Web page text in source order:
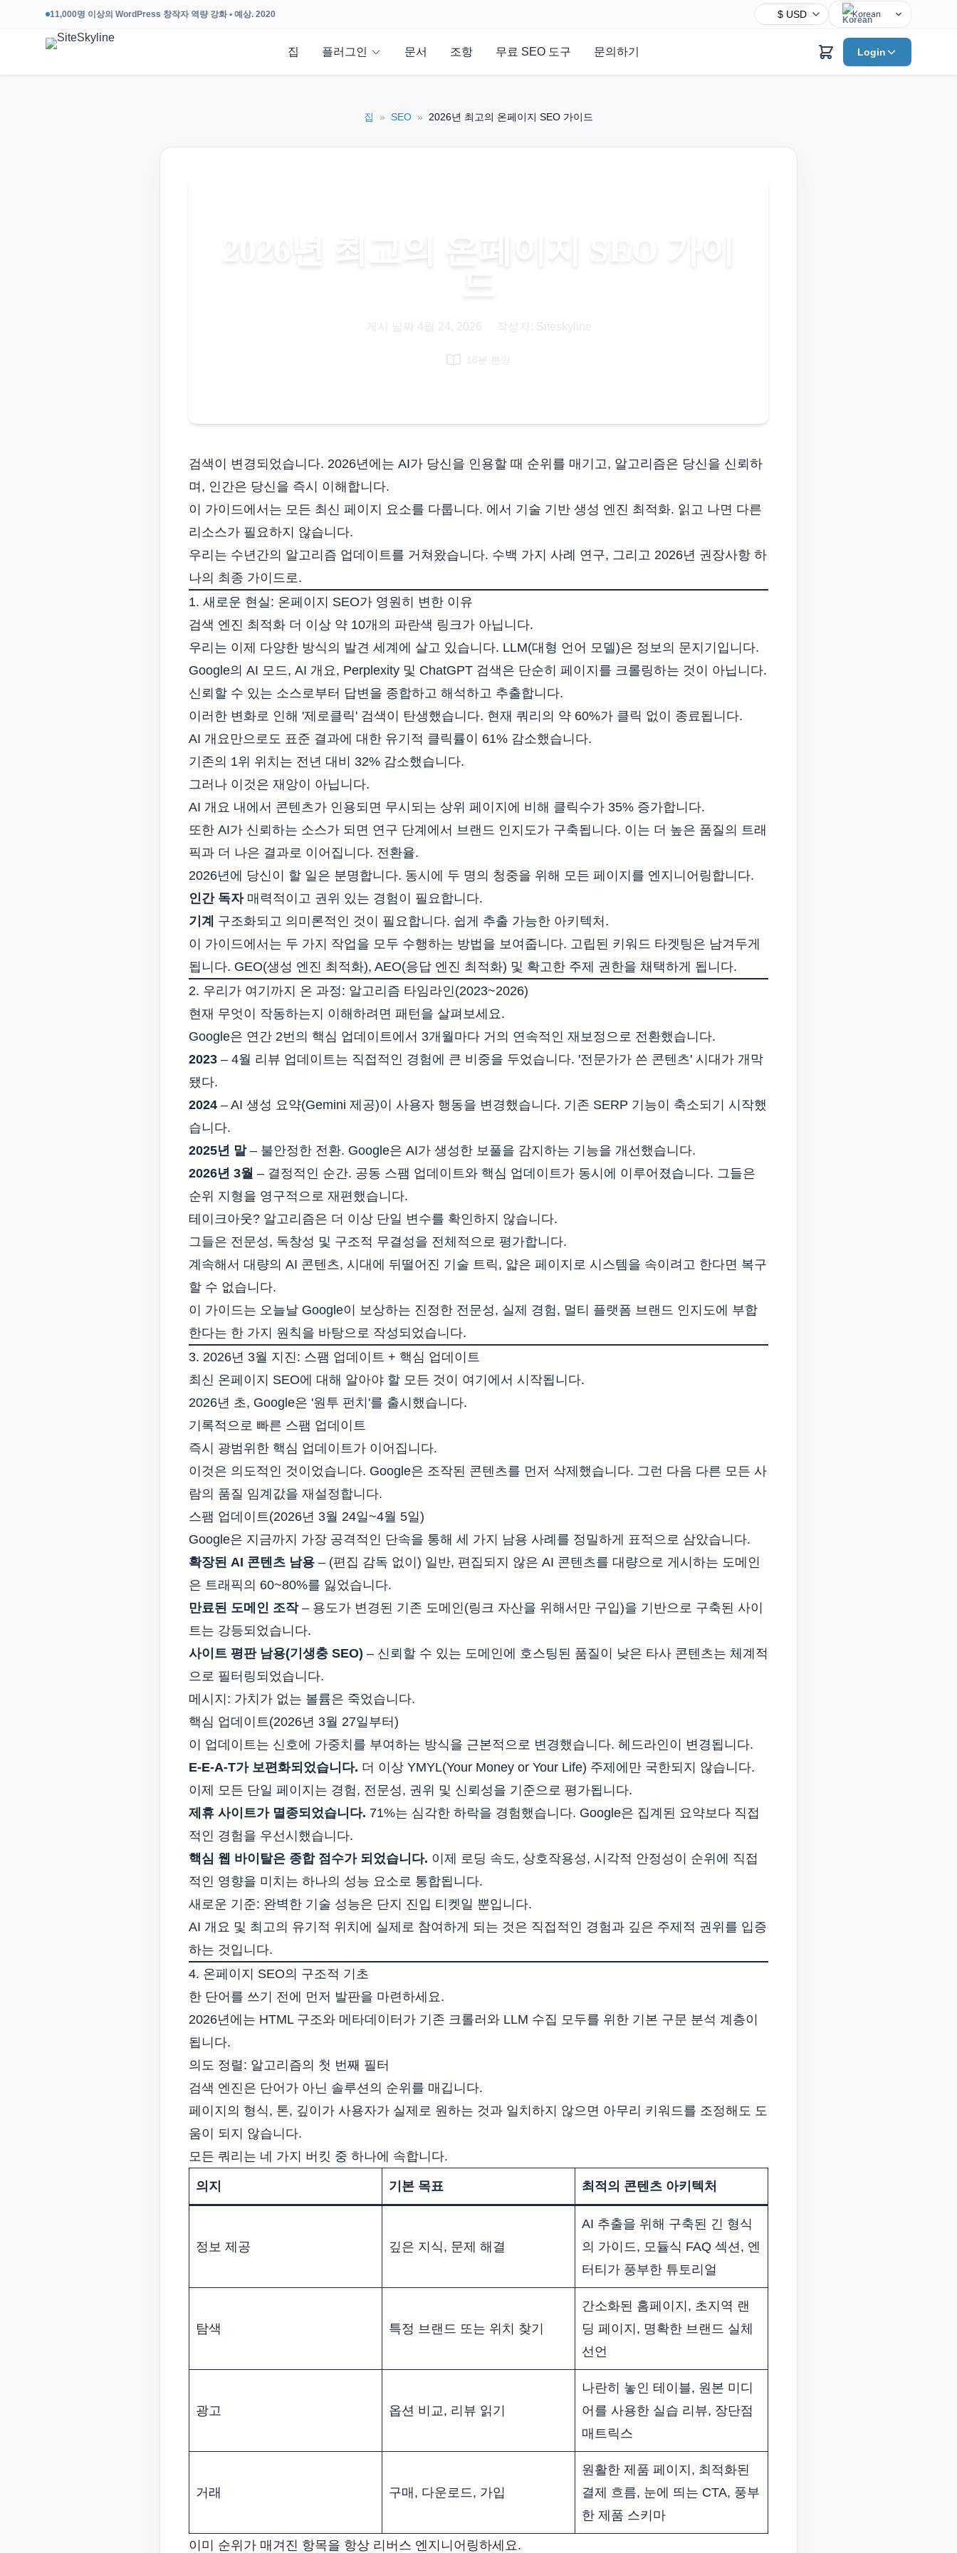
11,000명 이상의 WordPress 창작자 역량 강화 • 예상. 2020 Korean
English
Chinese
집 플러그인 문서 조항 무료 SEO 도구 문의하기 Login
집 » SEO » 2026년 최고의 온페이지 SEO 가이드
2026년 최고의 온페이지 SEO 가이
게시 날짜 4월 24, 2026 작성자: Siteskyline
16분 분량
검색이 변경되었습니다. 2026년에는 AI가 당신을 인용할 때 순위를 매기고, 알고리즘은 당신을 신뢰하
며, 인간은 당신을 즉시 이해합니다.
이 가이드에서는 모든 최신 페이지 요소를 다룹니다. 에서 기술 기반 생성 엔진 최적화. 읽고 나면 다른
리소스가 필요하지 않습니다.
우리는 수년간의 알고리즘 업데이트를 거쳐왔습니다. 수백 가지 사례 연구, 그리고 2026년 권장사항 하
나의 최종 가이드로.
1. 새로운 현실: 온페이지 SEO가 영원히 변한 이유
검색 엔진 최적화 더 이상 약 10개의 파란색 링크가 아닙니다.
우리는 이제 다양한 방식의 발견 세계에 살고 있습니다. LLM(대형 언어 모델)은 정보의 문지기입니다.
Google의 AI 모드, AI 개요, Perplexity 및 ChatGPT 검색은 단순히 페이지를 크롤링하는 것이 아닙니다.
신뢰할 수 있는 소스로부터 답변을 종합하고 해석하고 추출합니다.
이러한 변화로 인해 '제로클릭' 검색이 탄생했습니다. 현재 쿼리의 약 60%가 클릭 없이 종료됩니다.
AI 개요만으로도 표준 결과에 대한 유기적 클릭률이 61% 감소했습니다.
기존의 1위 위치는 전년 대비 32% 감소했습니다.
그러나 이것은 재앙이 아닙니다.
AI 개요 내에서 콘텐츠가 인용되면 무시되는 상위 페이지에 비해 클릭수가 35% 증가합니다.
또한 AI가 신뢰하는 소스가 되면 연구 단계에서 브랜드 인지도가 구축됩니다. 이는 더 높은 품질의 트래
픽과 더 나은 결과로 이어집니다. 전환율.
2026년에 당신이 할 일은 분명합니다. 동시에 두 명의 청중을 위해 모든 페이지를 엔지니어링합니다.
인간 독자매력적이고 권위 있는 경험이 필요합니다.
기계
구조화되고 의미론적인 것이 필요합니다. 쉽게 추출 가능한 아키텍처 .
이 가이드에서는 두 가지 작업을 모두 수행하는 방법을 보여줍니다. 고립된 키워드 타겟팅은 남겨두게
됩니다. GEO(생성 엔진 최적화), AEO(응답 엔진 최적화) 및 확고한 주제 권한을 채택하게 됩니다.
2. 우리가 여기까지 온 과정: 알고리즘 타임라인(2023~2026)
현재 무엇이 작동하는지 이해하려면 패턴을 살펴보세요.
Google은 연간 2번의 핵심 업데이트에서 3개월마다 거의 연속적인 재보정으로 전환했습니다.
2023 – 4월 리뷰 업데이트는 직접적인 경험에 큰 비중을 두었습니다. '전문가가 쓴 콘텐츠' 시대가 개막
됐다.
2024 – AI 생성 요약(Gemini 제공)이 사용자 행동을 변경했습니다. 기존 SERP 기능이 축소되기 시작했
습니다.
2025년 말– 불안정한 전환. Google은 AI가 생성한 보풀을 감지하는 기능을 개선했습니다.
2026년 3월 – 결정적인 순간. 공동 스팸 업데이트와 핵심 업데이트가 동시에 이루어졌습니다. 그들은
순위 지형을 영구적으로 재편했습니다.
테이크아웃? 알고리즘은 더 이상 단일 변수를 확인하지 않습니다.
그들은 전문성, 독창성 및 구조적 무결성을 전체적으로 평가합니다.
계속해서 대량의 AI 콘텐츠, 시대에 뒤떨어진 기술 트릭, 얇은 페이지로 시스템을 속이려고 한다면 복구
할 수 없습니다.
이 가이드는 오늘날 Google이 보상하는 진정한 전문성, 실제 경험, 멀티 플랫폼 브랜드 인지도에 부합
한다는 한 가지 원칙을 바탕으로 작성되었습니다.
3. 2026년 3월 지진: 스팸 업데이트 + 핵심 업데이트
최신 온페이지 SEO에 대해 알아야 할 모든 것이 여기에서 시작됩니다.
2026년 초, Google은 '원투 펀치'를 출시했습니다.
기록적으로 빠른 스팸 업데이트
즉시 광범위한 핵심 업데이트가 이어집니다.
이것은 의도적인 것이었습니다. Google은 조작된 콘텐츠를 먼저 삭제했습니다. 그런 다음 다른 모든 사
람의 품질 임계값을 재설정합니다.
스팸 업데이트(2026년 3월 24일~4월 5일)
Google은 지금까지 가장 공격적인 단속을 통해 세 가지 남용 사례를 정밀하게 표적으로 삼았습니다.
확장된 AI 콘텐츠 남용 – (편집 감독 없이) 일반, 편집되지 않은 AI 콘텐츠를 대량으로 게시하는 도메인
은 트래픽의 60~80%를 잃었습니다.
만료된 도메인 조작– 용도가 변경된 기존 도메인(링크 자산을 위해서만 구입)을 기반으로 구축된 사이
트는 강등되었습니다.
사이트 평판 남용(기생충 SEO) – 신뢰할 수 있는 도메인에 호스팅된 품질이 낮은 타사 콘텐츠는 체계적
으로 필터링되었습니다.
메시지: 가치가 없는 볼륨은 죽었습니다.
핵심 업데이트(2026년 3월 27일부터)
이 업데이트는 신호에 가중치를 부여하는 방식을 근본적으로 변경했습니다. 헤드라인이 변경됩니다.
E‑E‑A‑T가 보편화되었습니다. 더 이상 YMYL(Your Money or Your Life) 주제에만 국한되지 않습니다.
이제 모든 단일 페이지는 경험, 전문성, 권위 및 신뢰성을 기준으로 평가됩니다.
제휴 사이트가 멸종되었습니다. 71%는 심각한 하락을 경험했습니다. Google은 집계된 요약보다 직접
적인 경험을 우선시했습니다.
핵심 웹 바이탈은 종합 점수가 되었습니다. 이제 로딩 속도, 상호작용성, 시각적 안정성이 순위에 직접
적인 영향을 미치는 하나의 성능 요소로 통합됩니다.
새로운 기준: 완벽한 기술 성능은 단지 진입 티켓일 뿐입니다.
AI 개요 및 최고의 유기적 위치에 실제로 참여하게 되는 것은 직접적인 경험과 깊은 주제적 권위를 입증
하는 것입니다.
4. 온페이지 SEO의 구조적 기초
한 단어를 쓰기 전에 먼저 발판을 마련하세요.
2026년에는 HTML 구조와 메타데이터가 기존 크롤러와 LLM 수집 모두를 위한 기본 구문 분석 계층이
됩니다.
의도 정렬: 알고리즘의 첫 번째 필터
검색 엔진은 단어가 아닌 솔루션의 순위를 매깁니다.
페이지의 형식, 톤, 깊이가 사용자가 실제로 원하는 것과 일치하지 않으면 아무리 키워드를 조정해도 도
움이 되지 않습니다.
모든 쿼리는 네 가지 버킷 중 하나에 속합니다.
의지 기본 목표 최적의 콘텐츠 아키텍처
정보 제공 깊은 지식, 문제 해결
AI 추출을 위해 구축된 긴 형식
의 가이드, 모듈식 FAQ 섹션, 엔
터티가 풍부한 튜토리얼
탐색 특정 브랜드 또는 위치 찾기
간소화된 홈페이지, 초지역 랜
딩 페이지, 명확한 브랜드 실체
선언
광고 옵션 비교, 리뷰 읽기
나란히 놓인 테이블, 원본 미디
어를 사용한 실습 리뷰, 장단점
매트릭스
거래 구매, 다운로드, 가입
원활한 제품 페이지, 최적화된
결제 흐름, 눈에 띄는 CTA, 풍부
한 제품 스키마
이미 순위가 매겨진 항목을 항상 리버스 엔지니어링하세요.